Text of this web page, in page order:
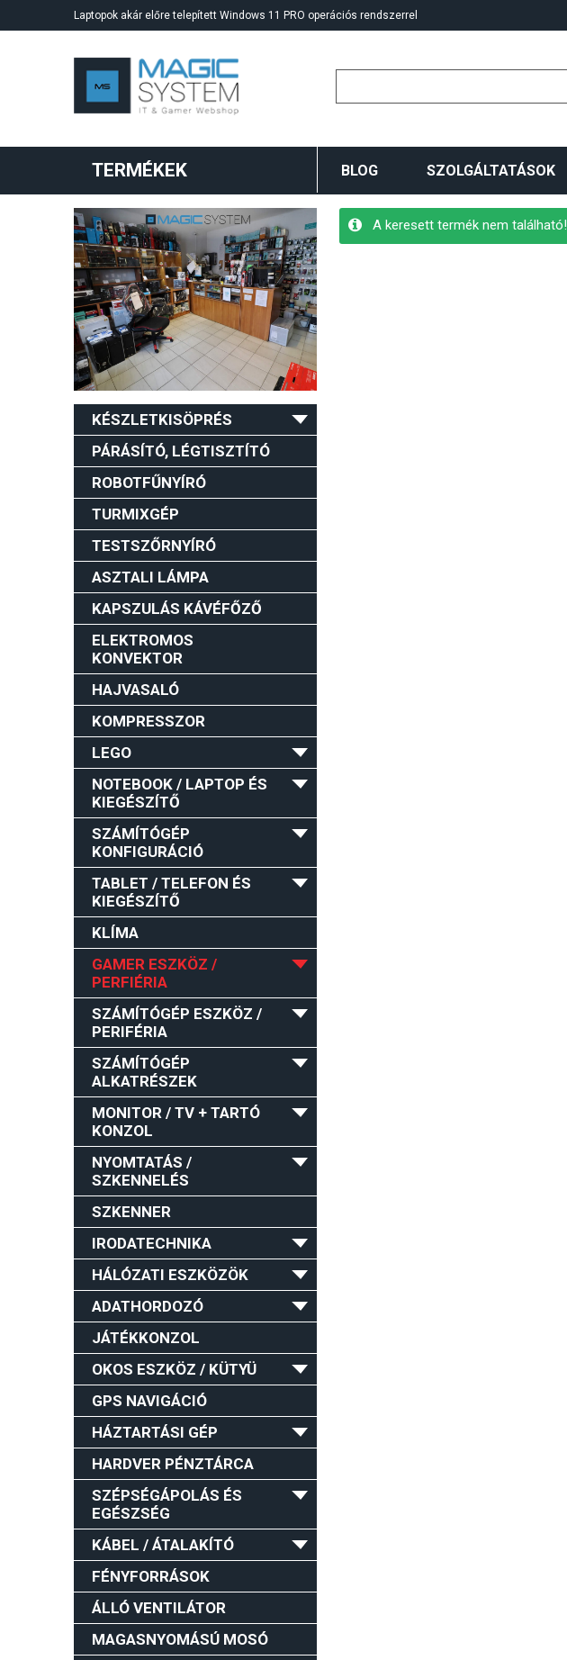
Laptopok akár előre telepített Windows 11 PRO operációs rendszerrel
TERMÉKEK BLOG SZOLGÁLTATÁSOK
KÉSZLETKISÖPRÉS
PÁRÁSÍTÓ, LÉGTISZTÍTÓ
ROBOTFŰNYÍRÓ
TURMIXGÉP
TESTSZŐRNYÍRÓ
ASZTALI LÁMPA
KAPSZULÁS KÁVÉFŐZŐ
ELEKTROMOS
KONVEKTOR
HAJVASALÓ
KOMPRESSZOR
LEGO
NOTEBOOK / LAPTOP ÉS
KIEGÉSZÍTŐ
SZÁMÍTÓGÉP
KONFIGURÁCIÓ
TABLET / TELEFON ÉS
KIEGÉSZÍTŐ
KLÍMA
GAMER ESZKÖZ /
PERFIÉRIA
SZÁMÍTÓGÉP ESZKÖZ /
PERIFÉRIA
SZÁMÍTÓGÉP
ALKATRÉSZEK
MONITOR / TV + TARTÓ
KONZOL
NYOMTATÁS /
SZKENNELÉS
SZKENNER
IRODATECHNIKA
HÁLÓZATI ESZKÖZÖK
ADATHORDOZÓ
JÁTÉKKONZOL
OKOS ESZKÖZ / KÜTYÜ
GPS NAVIGÁCIÓ
HÁZTARTÁSI GÉP
HARDVER PÉNZTÁRCA
SZÉPSÉGÁPOLÁS ÉS
EGÉSZSÉG
KÁBEL / ÁTALAKÍTÓ
FÉNYFORRÁSOK
ÁLLÓ VENTILÁTOR
MAGASNYOMÁSÚ MOSÓ
A keresett termék nem található!